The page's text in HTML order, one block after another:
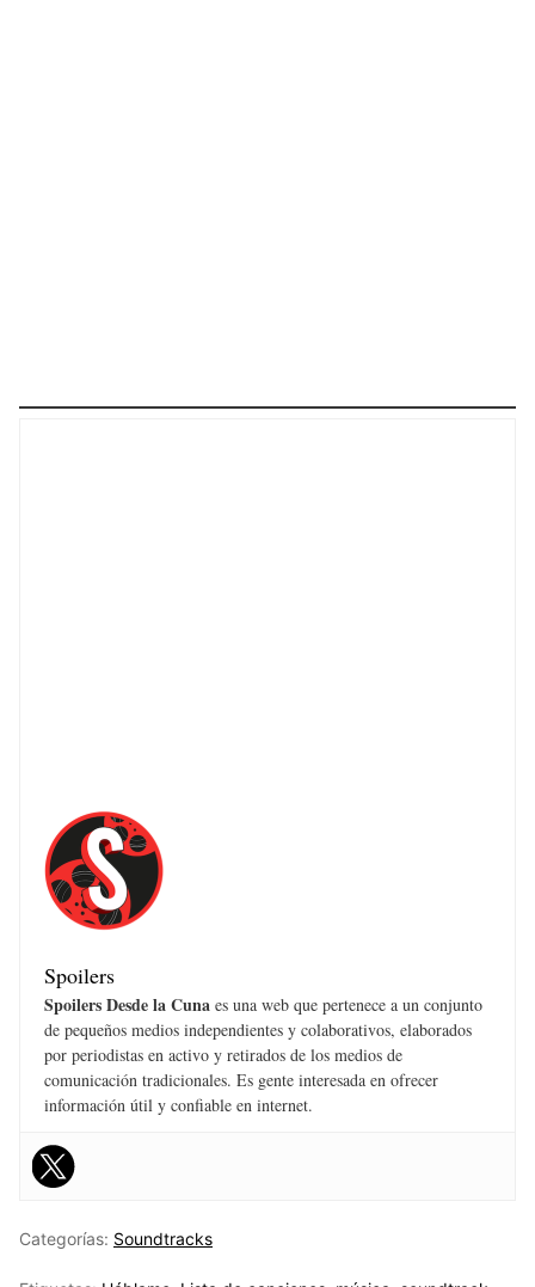
Spoilers
Spoilers Desde la Cuna es una web que pertenece a un conjunto
de pequeños medios independientes y colaborativos, elaborados
por periodistas en activo y retirados de los medios de
comunicación tradicionales. Es gente interesada en ofrecer
información útil y confiable en internet.
Categorías: Soundtracks